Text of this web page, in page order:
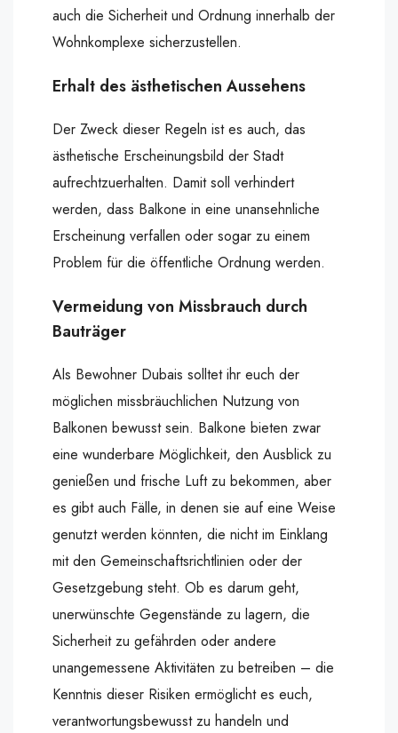
auch die Sicherheit und Ordnung innerhalb der
Wohnkomplexe sicherzustellen.
Erhalt des ästhetischen Aussehens
Der Zweck dieser Regeln ist es auch, das
ästhetische Erscheinungsbild der Stadt
aufrechtzuerhalten. Damit soll verhindert
werden, dass Balkone in eine unansehnliche
Erscheinung verfallen oder sogar zu einem
Problem für die öffentliche Ordnung werden.
Vermeidung von Missbrauch durch
Bauträger
Als Bewohner Dubais solltet ihr euch der
möglichen missbräuchlichen Nutzung von
Balkonen bewusst sein. Balkone bieten zwar
eine wunderbare Möglichkeit, den Ausblick zu
genießen und frische Luft zu bekommen, aber
es gibt auch Fälle, in denen sie auf eine Weise
genutzt werden könnten, die nicht im Einklang
mit den Gemeinschaftsrichtlinien oder der
Gesetzgebung steht. Ob es darum geht,
unerwünschte Gegenstände zu lagern, die
Sicherheit zu gefährden oder andere
unangemessene Aktivitäten zu betreiben – die
Kenntnis dieser Risiken ermöglicht es euch,
verantwortungsbewusst zu handeln und